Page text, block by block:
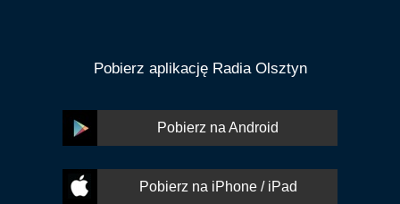
Pobierz aplikację Radia Olsztyn
Pobierz na Android
Pobierz na iPhone / iPad